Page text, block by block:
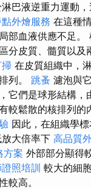
巴液逆重力運動
外燴服務 在這種
部血液供應不足。
分皮質、髓質以及
在皮質組織中，
列。 跳蚤 濾泡與
它們是球形結構，
較鬆散的核排列的
因此，在組織學
大倍率下 高品質
方案 外部部分顯得
照培訓 較大的細
較高。